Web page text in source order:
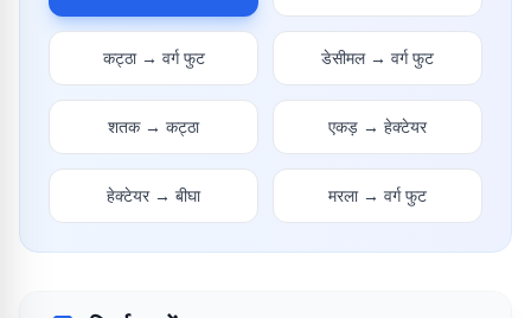
कट्ठा → वर्ग फुट डेसीमल → वर्ग फुट
शतक → कट्ठा एकड़ → हेक्टेयर
हेक्टेयर → बीघा मरला → वर्ग फुट